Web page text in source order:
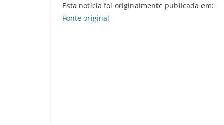
Esta notícia foi originalmente publicada em:
Fonte original